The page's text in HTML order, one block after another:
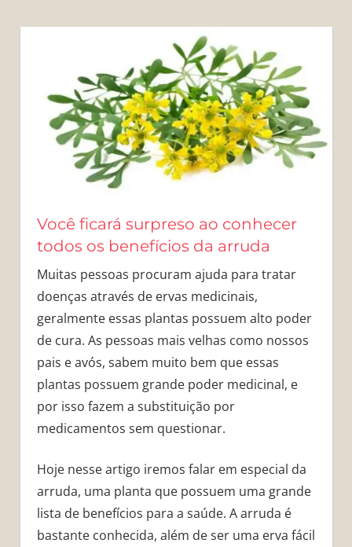
Você ficará surpreso ao conhecer
todos os benefícios da arruda
Muitas pessoas procuram ajuda para tratar
doenças através de ervas medicinais,
geralmente essas plantas possuem alto poder
de cura. As pessoas mais velhas como nossos
pais e avós, sabem muito bem que essas
plantas possuem grande poder medicinal, e
por isso fazem a substituição por
medicamentos sem questionar.
Hoje nesse artigo iremos falar em especial da
arruda, uma planta que possuem uma grande
lista de benefícios para a saúde. A arruda é
bastante conhecida, além de ser uma erva fácil